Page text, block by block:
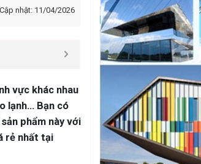
Cập nhật: 11/04/2026
vực khác nhau
lạnh… Bạn có
phẩm này với
rẻ nhất tại